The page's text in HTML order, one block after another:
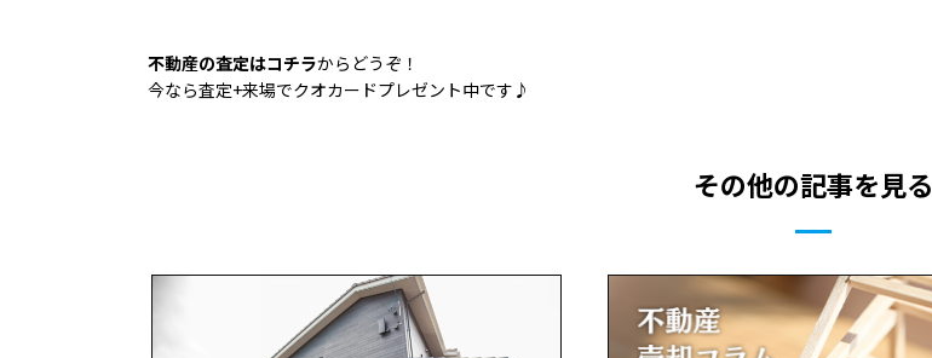
不動産の査定はコチラからどうぞ！
今なら査定+来場でクオカードプレゼント中です♪
その他の記事を見る